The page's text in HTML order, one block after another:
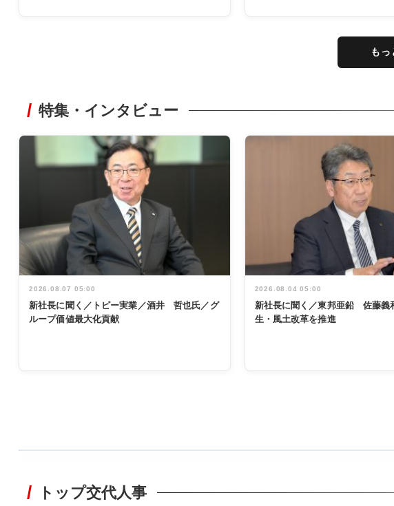
もっ
特集・インタビュー
2026.08.07 05:00
新社長に聞く／トピー実業／酒井 哲也氏／グ
ループ価値最大化貢献
2026.08.04 05:00
新社長に聞く／東邦亜鉛 佐藤義
生・風土改革を推進
非鉄業界で
トップ交代人事